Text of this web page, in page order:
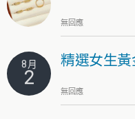
無回應
8 月
2
精選女生
無回應